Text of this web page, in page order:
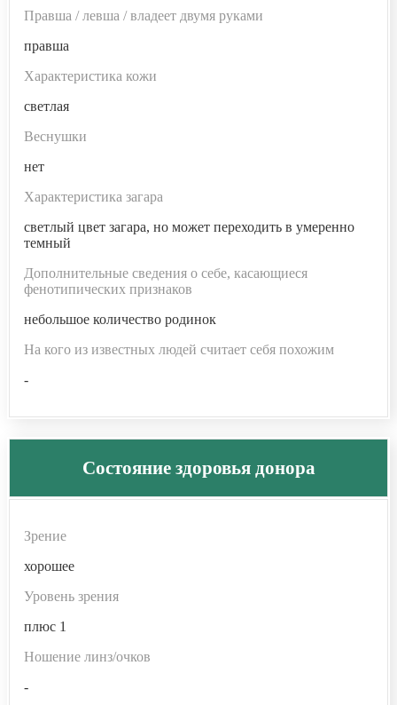
Правша / левша / владеет двумя руками
правша
Характеристика кожи
светлая
Веснушки
нет
Характеристика загара
светлый цвет загара, но может переходить в умеренно
темный
Дополнительные сведения о себе, касающиеся
фенотипических признаков
небольшое количество родинок
На кого из известных людей считает себя похожим
-
Состояние здоровья донора
Зрение
хорошее
Уровень зрения
плюс 1
Ношение линз/очков
-